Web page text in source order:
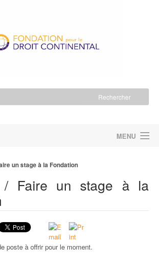
MENU
STAGE À LA FONDATION
un stage à la Fondation
/ Faire un stage à la
poste à offrir pour le moment.